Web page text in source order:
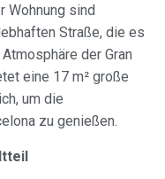
Wohnung sind
Straße, die es
der Gran
eine 17 m² große
um die
zu genießen.